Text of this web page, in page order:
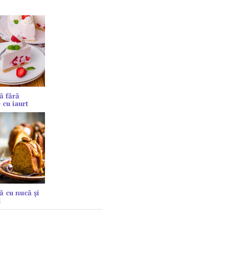
fără
cu iaurt
cu nucă și